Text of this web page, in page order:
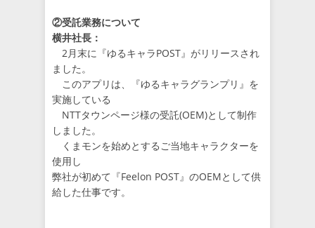
②受託業務について
横井社長：
2月末に『ゆるキャラPOST』がリリースされ
ました。
このアプリは、『ゆるキャラグランプリ』を
実施している
NTTタウンページ様の受託(OEM)として制作
しました。
くまモンを始めとするご当地キャラクターを
使用し
弊社が初めて『Feelon POST』のOEMとして供
給した仕事です。